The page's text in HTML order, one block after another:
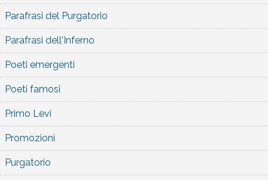
Parafrasi del Purgatorio
Parafrasi dell'Inferno
Poeti emergenti
Poeti famosi
Primo Levi
Promozioni
Purgatorio